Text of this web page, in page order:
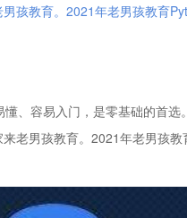
孩教育。2021年老男孩教育
容易入门，是零基础的首选
老男孩教育。2021年老男孩